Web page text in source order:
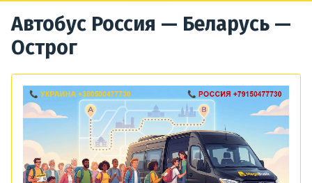
Автобус Россия — Беларусь —
Острог